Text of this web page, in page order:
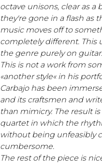
octave unisons, clear as a
they're gone in a flash as
music moves off to
completely different. This
the genre purely on guitar.
This is not a work from
«another style« in his
Carbajo has been
and its craftsmen and
than mimicry. The result is
quartet in which the
without being unfeasibly
cumbersome.
The rest of the piece is